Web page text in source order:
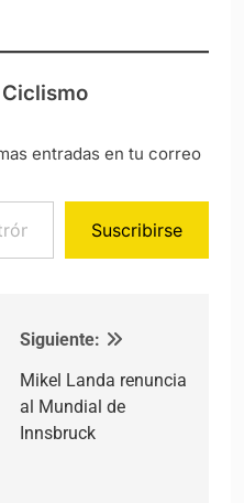
entradas en tu correo
Suscribirse
Siguiente:
Mikel Landa renuncia
al Mundial de
Innsbruck